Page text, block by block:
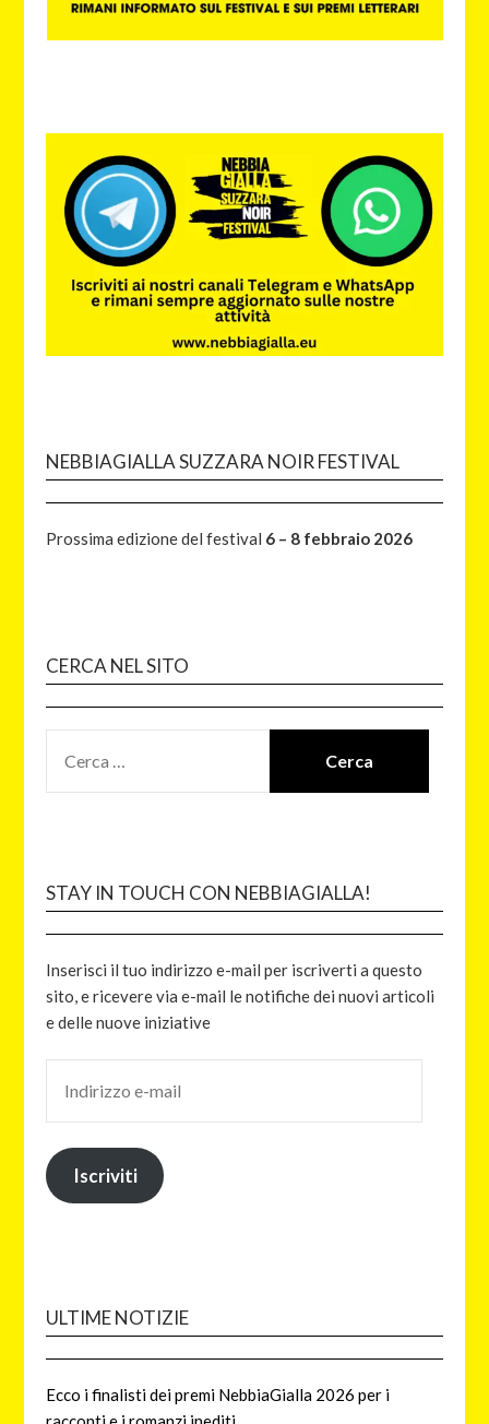
NEBBIAGIALLA SUZZARA NOIR FESTIVAL
Prossima edizione del festival 6 – 8 febbraio 2026
CERCA NEL SITO
STAY IN TOUCH CON NEBBIAGIALLA!
Inserisci il tuo indirizzo e-mail per iscriverti a questo
sito, e ricevere via e-mail le notifiche dei nuovi articoli
e delle nuove iniziative
Iscriviti
ULTIME NOTIZIE
Ecco i finalisti dei premi NebbiaGialla 2026 per i